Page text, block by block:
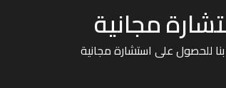
مجانية
للحصول على استشارة مجانية